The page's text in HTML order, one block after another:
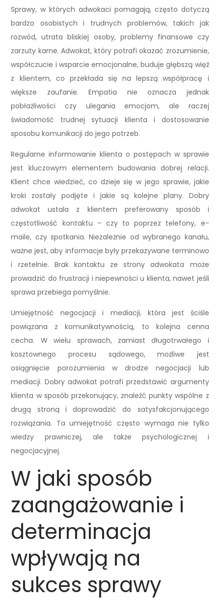
Sprawy, w których adwokaci pomagają, często dotyczą
bardzo osobistych i trudnych problemów, takich jak
rozwód, utrata bliskiej osoby, problemy finansowe czy
zarzuty karne. Adwokat, który potrafi okazać zrozumienie,
współczucie i wsparcie emocjonalne, buduje głębszą więź
z klientem, co przekłada się na lepszą współpracę i
większe zaufanie. Empatia nie oznacza jednak
pobłażliwości czy ulegania emocjom, ale raczej
świadomość trudnej sytuacji klienta i dostosowanie
sposobu komunikacji do jego potrzeb.
Regularne informowanie klienta o postępach w sprawie
jest kluczowym elementem budowania dobrej relacji.
Klient chce wiedzieć, co dzieje się w jego sprawie, jakie
kroki zostały podjęte i jakie są kolejne plany. Dobry
adwokat ustala z klientem preferowany sposób i
częstotliwość kontaktu – czy to poprzez telefony, e-
maile, czy spotkania. Niezależnie od wybranego kanału,
ważne jest, aby informacje były przekazywane terminowo
i rzetelnie. Brak kontaktu ze strony adwokata może
prowadzić do frustracji i niepewności u klienta, nawet jeśli
sprawa przebiega pomyślnie.
Umiejętność negocjacji i mediacji, która jest ściśle
powiązana z komunikatywnością, to kolejna cenna
cecha. W wielu sprawach, zamiast długotrwałego i
kosztownego procesu sądowego, możliwe jest
osiągnięcie porozumienia w drodze negocjacji lub
mediacji. Dobry adwokat potrafi przedstawić argumenty
klienta w sposób przekonujący, znaleźć punkty wspólne z
drugą stroną i doprowadzić do satysfakcjonującego
rozwiązania. Ta umiejętność często wymaga nie tylko
wiedzy prawniczej, ale także psychologicznej i
negocjacyjnej.
W jaki sposób
zaangażowanie i
determinacja
wpływają na
sukces sprawy